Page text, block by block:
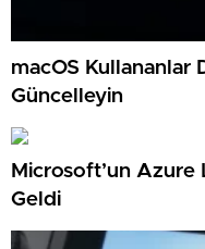
macOS Kullananlar
Güncelleyin
Microsoft’un Azure
Geldi